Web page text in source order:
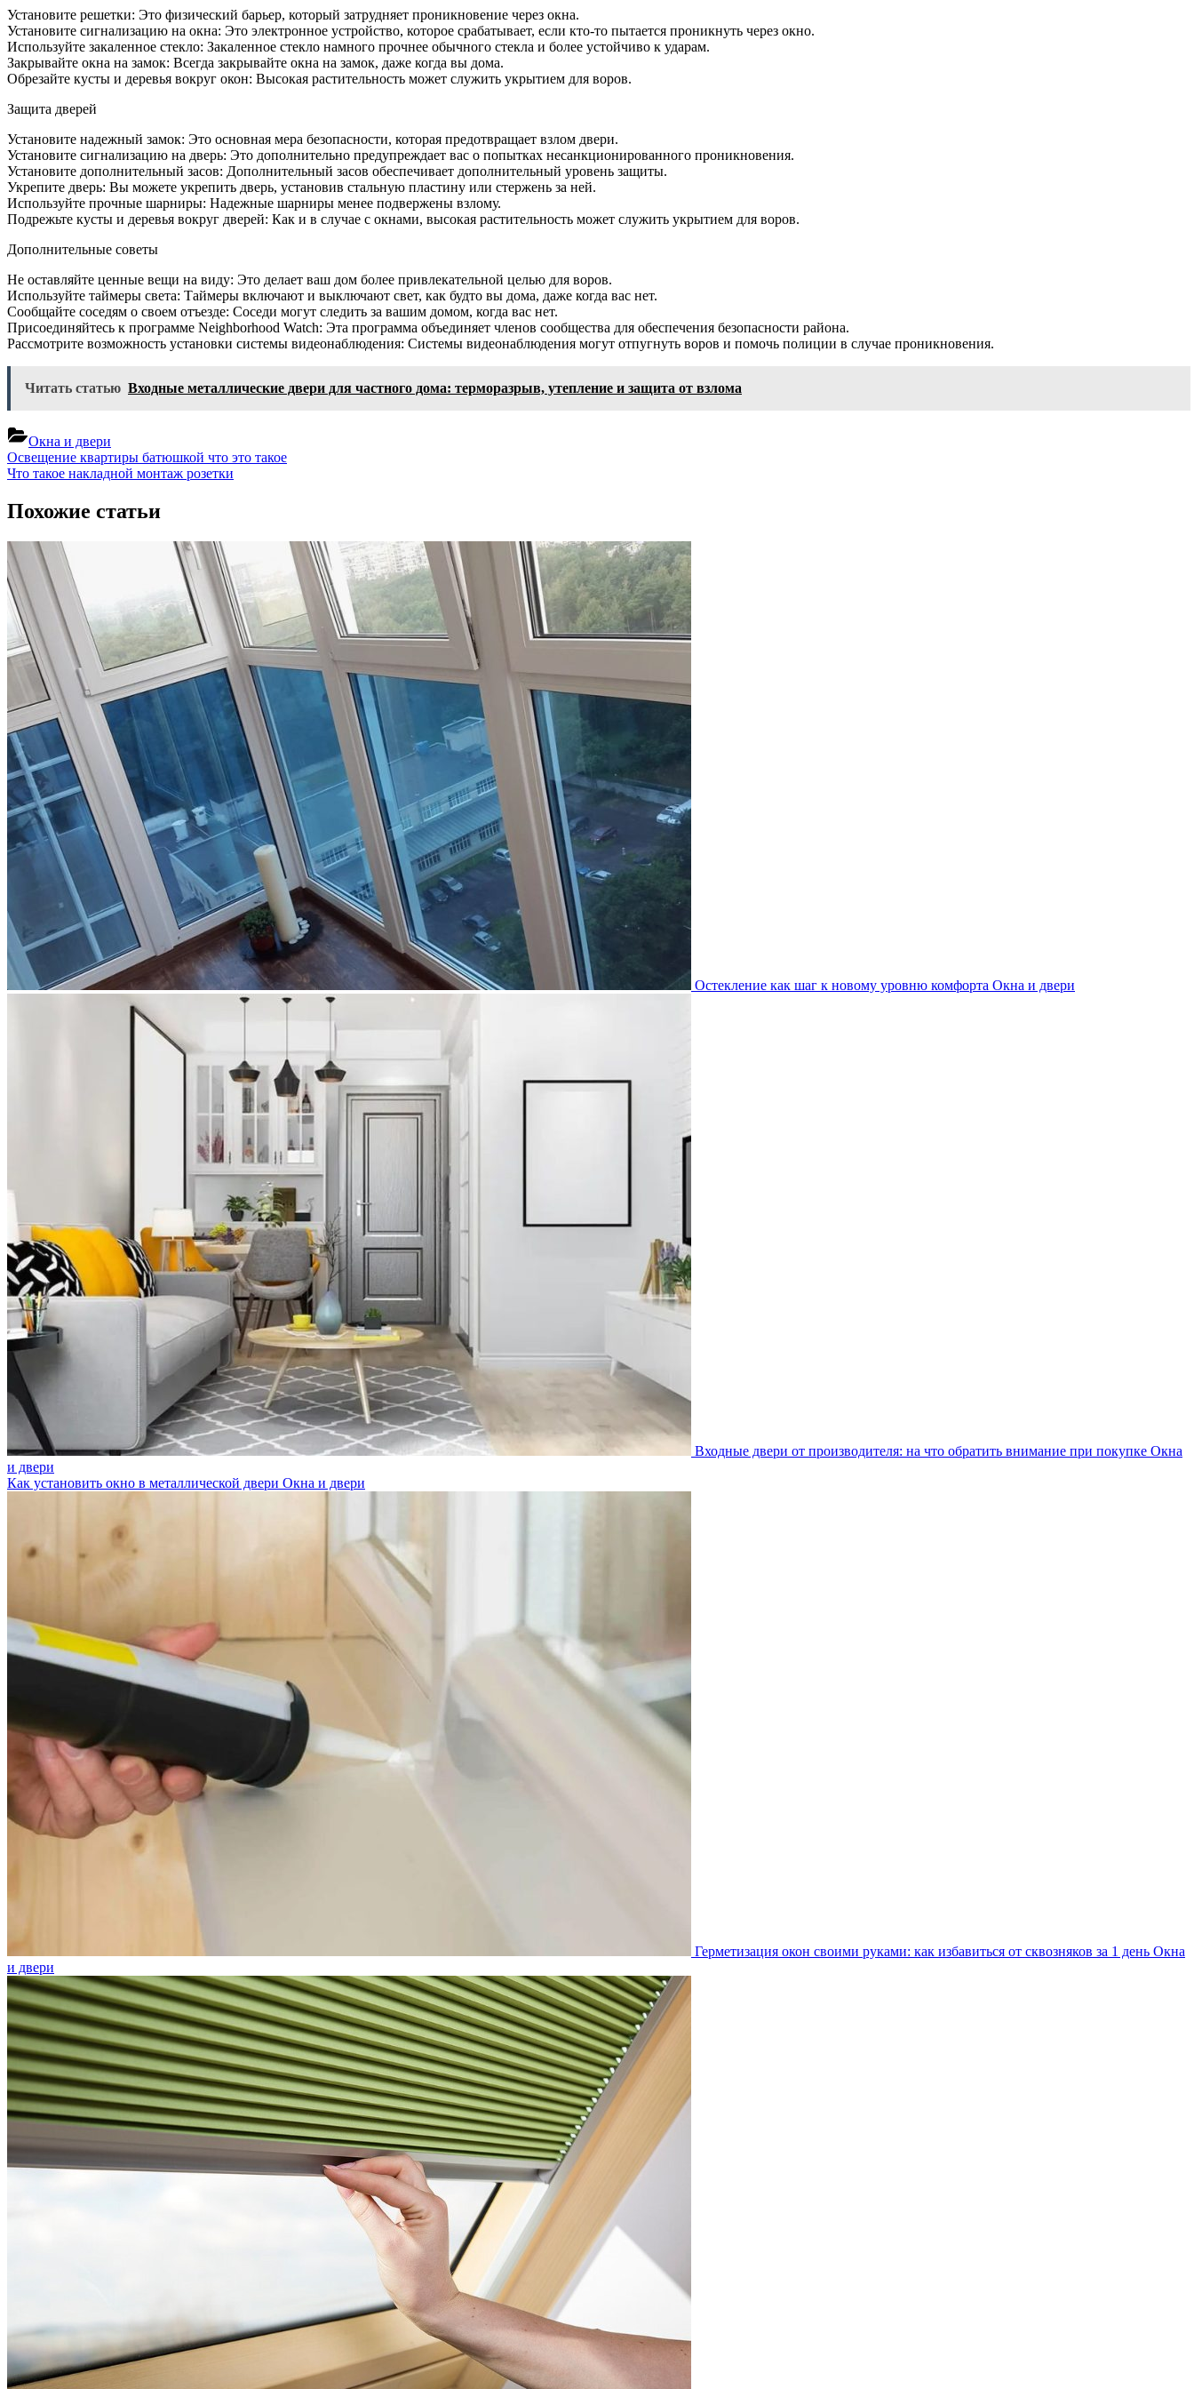
окна
двери
Установите решетки: Это физический барьер, который затрудняет проникновение через окна.
Установите сигнализацию на окна: Это электронное устройство, которое срабатывает, если кто-то пытается проникнуть через окно.
Используйте закаленное стекло: Закаленное стекло намного прочнее обычного стекла и более устойчиво к ударам.
Закрывайте окна на замок: Всегда закрывайте окна на замок, даже когда вы дома.
Обрезайте кусты и деревья вокруг окон: Высокая растительность может служить укрытием для воров.
Защита дверей
Установите надежный замок: Это основная мера безопасности, которая предотвращает взлом двери.
Установите сигнализацию на дверь: Это дополнительно предупреждает вас о попытках несанкционированного проникновения.
Установите дополнительный засов: Дополнительный засов обеспечивает дополнительный уровень защиты.
Укрепите дверь: Вы можете укрепить дверь, установив стальную пластину или стержень за ней.
Используйте прочные шарниры: Надежные шарниры менее подвержены взлому.
Подрежьте кусты и деревья вокруг дверей: Как и в случае с окнами, высокая растительность может служить укрытием для воров.
Дополнительные советы
Не оставляйте ценные вещи на виду: Это делает ваш дом более привлекательной целью для воров.
Используйте таймеры света: Таймеры включают и выключают свет, как будто вы дома, даже когда вас нет.
Сообщайте соседям о своем отъезде: Соседи могут следить за вашим домом, когда вас нет.
Присоединяйтесь к программе Neighborhood Watch: Эта программа объединяет членов сообщества для обеспечения безопасности района.
Рассмотрите возможность установки системы видеонаблюдения: Системы видеонаблюдения могут отпугнуть воров и помочь полиции в случае проникновения.
Читать статью Входные металлические двери для частного дома: терморазрыв, утепление и защита от взлома
Окна и двери
Навигация
по
записям
Previous
Post:
Освещение квартиры батюшкой что это такое
Next
Что такое накладной монтаж розетки
Похожие статьи
Остекление как шаг к новому уровню комфорта Окна и двери
Входные двери от производителя: на что обратить внимание при покупке Окна
и двери
Как установить окно в металлической двери Окна и двери
Герметизация окон своими руками: как избавиться от сквозняков за 1 день Окна
и двери